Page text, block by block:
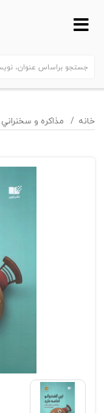
خانه مذاکره و سخنراني